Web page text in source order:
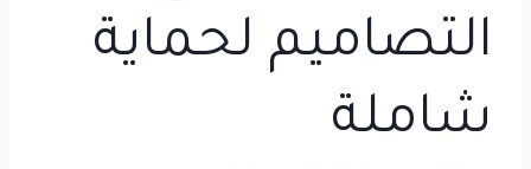
التصاميم لحماية
شاملة